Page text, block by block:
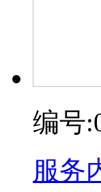
编号
服务